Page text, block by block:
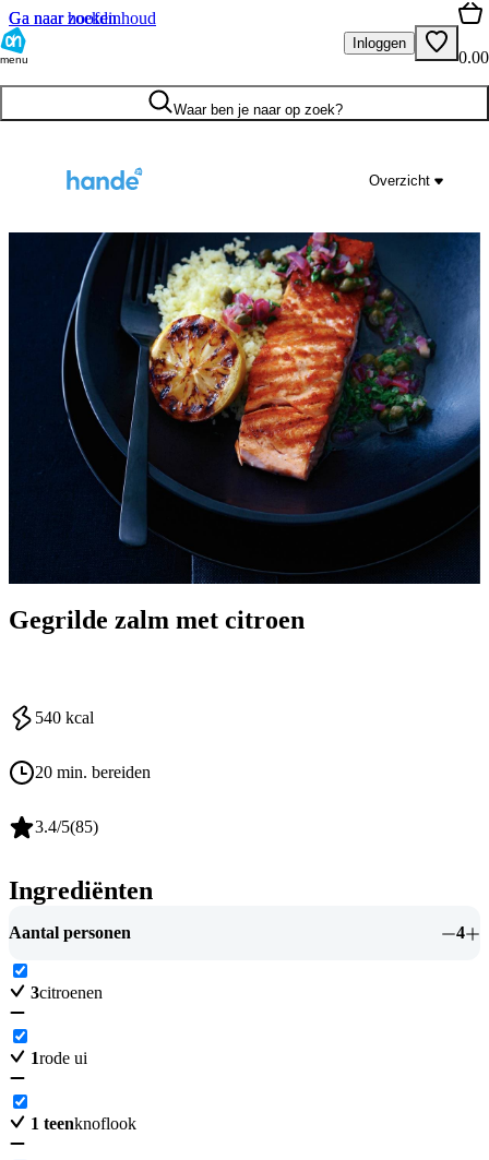
Ga naar hoofdinhoud
Ga naar zoeken
menu
Inloggen
0.00
Waar ben je naar op zoek?
Overzicht
Gegrilde zalm met citroen
540 kcal
20 min. bereiden
3.4/5(85)
Ingrediënten
Aantal personen 4
3citroenen
1rode ui
1 teenknoflook